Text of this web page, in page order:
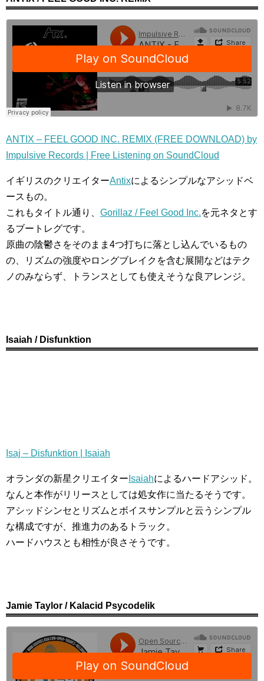
ANTIX – FEEL GOOD INC. REMIX (FREE DOWNLOAD) by
Impulsive Records | Free Listening on SoundCloud
イギリスのクリエイターAntixによるシンプルなアシッドベ
ースもの。
これもタイトル通り、 Gorillaz / Feel Good Inc.を元ネタとす
るブートレグです。
原曲の陰鬱さをそのまま4つ打ちに落とし込んでいるもの
の、リズムの強度やロングブレイクを含む展開などはテク
ノのみならず、トランスとしても使えそうな良アレンジ。
Isaiah / Disfunktion
Isaj – Disfunktion | Isaiah
オランダの新星クリエイター Isaiahによるハードアシッド。
なんと本作がリリースとしては処女作に当たるそうです。
アシッドシンセとリズムとボイスサンプルと云うシンプル
な構成ですが、推進力のあるトラック。
ハードハウスとも相性が良さそうです。
Jamie Taylor / Kalacid Psycodelik